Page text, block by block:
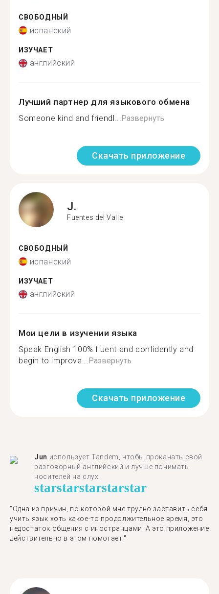
СВОБОДНЫЙ
испанский
ИЗУЧАЕТ
английский
Лучший партнер для языкового обмена
Someone kind and friendl...Развернуть
Скачать приложение
J.
Fuentes del Valle
СВОБОДНЫЙ
испанский
ИЗУЧАЕТ
английский
Мои цели в изучении языка
Speak English 100% fluent and confidently and
begin to improve...Развернуть
Скачать приложение
Jun использует Tandem, чтобы прокачать свой
разговорный английский и лучше понимать
носителей на слух.
starstarstarstarstar
"Одна из причин, по которой мне трудно заставить себя
учить язык хоть какое-то продолжительное время, это
недостаток общения с иностранцами. А это приложение
действительно в этом помогает."